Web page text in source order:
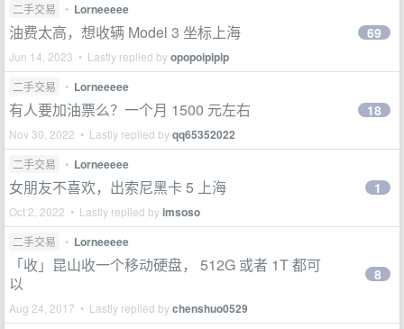
二手交易 • Lorneeeee
油费太高，想收辆 Model 3 坐标上海
Jun 14, 2023 • Lastly replied byopopoipipip
69
二手交易 • Lorneeeee
有人要加油票么？一个月 1500 元左右
Nov 30, 2022 • Lastly replied byqq65352022
18
二手交易 • Lorneeeee
女朋友不喜欢，出索尼黑卡 5 上海
Oct 2, 2022 • Lastly replied byimsoso
1
二手交易 • Lorneeeee
「收」昆山收一个移动硬盘， 512G 或者 1T 都可
以
Aug 24, 2017 • Lastly replied bychenshuo0529
8